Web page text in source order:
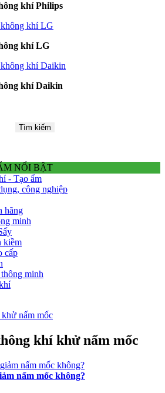
khí Philips
khí LG
khí Daikin
Tìm kiếm
NỔI BẬT
- Tạo ẩm
công nghiệp
hãng
minh
kiềm
cấp
minh
nấm mốc
khí khử nấm mốc
nấm mốc không?